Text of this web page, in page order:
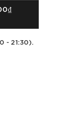
- 21:30).